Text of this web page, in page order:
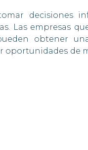
decisiones
Las empresas
obtener
oportunidades de